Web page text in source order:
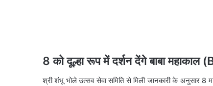
8 को दूल्हा रूप में दर्शन देंगे बाबा
श्री शंभू भोले उत्सव सेवा समिति से मिली जानकारी के अनुसार 8